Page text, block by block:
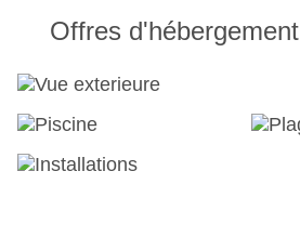
Offres d'hébergement